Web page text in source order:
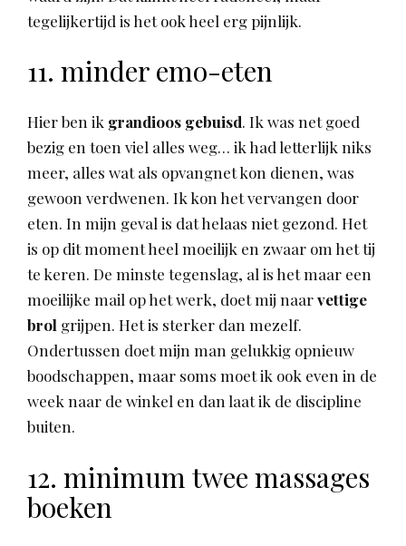
tegelijkertijd is het ook heel erg pijnlijk.
11. minder emo-eten
Hier ben ik grandioos gebuisd. Ik was net goed
bezig en toen viel alles weg… ik had letterlijk niks
meer, alles wat als opvangnet kon dienen, was
gewoon verdwenen. Ik kon het vervangen door
eten. In mijn geval is dat helaas niet gezond. Het
is op dit moment heel moeilijk en zwaar om het tij
te keren. De minste tegenslag, al is het maar een
moeilijke mail op het werk, doet mij naarvettige
brol grijpen. Het is sterker dan mezelf.
Ondertussen doet mijn man gelukkig opnieuw
boodschappen, maar soms moet ik ook even in de
week naar de winkel en dan laat ik de discipline
buiten.
12. minimum twee massages
boeken